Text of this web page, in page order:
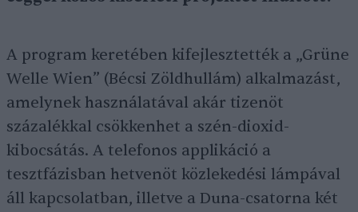
A program keretében kifejlesztették a „Grüne
Welle Wien” (Bécsi Zöldhullám) alkalmazást,
amelynek használatával akár tizenöt
százalékkal csökkenhet a szén-dioxid-
kibocsátás. A telefonos applikáció a
tesztfázisban hetvenöt közlekedési lámpával
áll kapcsolatban, illetve a Duna-csatorna két